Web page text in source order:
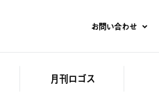
お問い合わせ
月刊ロゴス